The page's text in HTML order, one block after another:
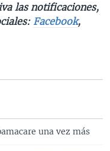
las notificaciones,
Facebook,
una vez más